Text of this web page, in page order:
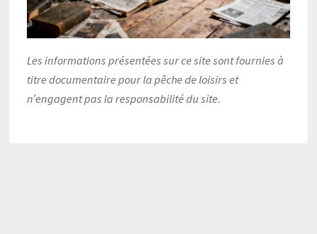
Les informations présentées sur ce site sont fournies à
titre documentaire pour la pêche de loisirs et
n’engagent pas la responsabilité du site.